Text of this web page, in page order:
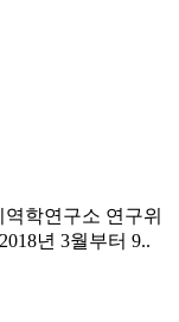
학연구소 연구위
년 3월부터 9..